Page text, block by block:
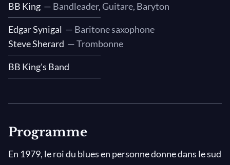
BB King — Bandleader, Guitare, Baryton
Edgar Synigal — Baritone saxophone
Steve Sherard — Trombonne
BB King's Band
Programme
En 1979, le roi du blues en personne donne dans le sud